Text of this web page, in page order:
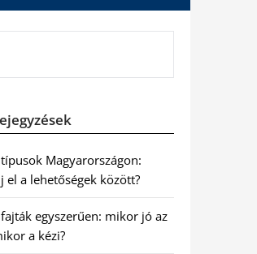
Magyarországon:
el a lehetőségek között?
egyszerűen: mikor jó az
a kézi?